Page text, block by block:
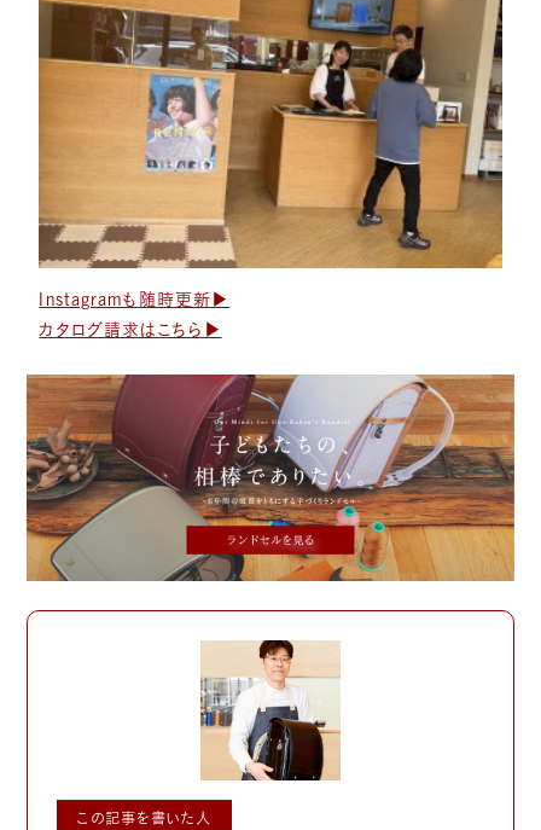
Instagramも随時更新▶︎
カタログ請求はこちら▶︎
この記事を書いた人